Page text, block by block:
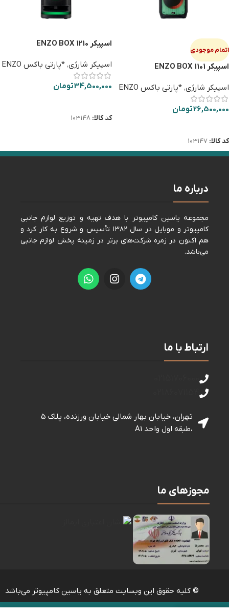
اتمام موجودی
اسپیکر ENZO BOX 1101
اسپیکر شارژی, *پارتی باکس ENZO
26,500,000تومان
کد کالا: 103147
اسپیکر ENZO BOX 1210
اسپیکر شارژی, *پارتی باکس ENZO
34,500,000تومان
کد کالا: 103148
درباره ما
مجموعه ياسين كامپيوتر با هدف تهيه و توزيع لوازم جانبی
كامپيوتر و موبايل در سال ١٣٨٢ تأسيس و شروع به كار كرد و
هم اكنون در زمره شركت‌های برتر در زمينه پخش لوازم جانبی
می‌باشد.
ارتباط با ما
تهران، خیابان بهار شمالی خيابان ورزنده، پلاک 5
،طبقه اول واحد A1
مجوزهای ما
© کلیه حقوق این وبسایت متعلق به یاسین کامپیوتر می‌باشد